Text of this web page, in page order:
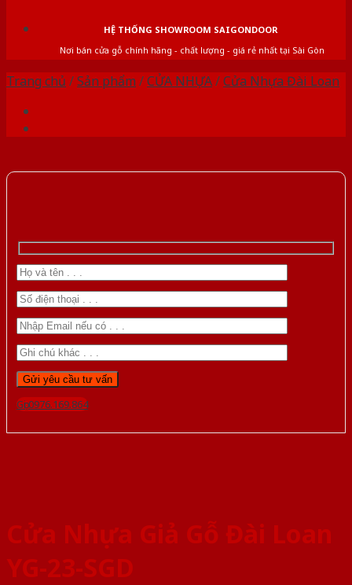
HỆ THỐNG SHOWROOM SAIGONDOOR
Nơi bán cửa gỗ chính hãng - chất lượng - giá rẻ nhất tại Sài Gòn
Trang chủ /Sản phẩm /CỬA NHỰA/Cửa Nhựa Đài Loan
Gọi 0976.169.864
Cửa Nhựa Giả Gỗ Đài Loan
YG-23-SGD